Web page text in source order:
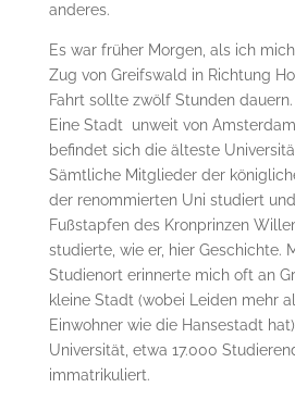
anderes.
Es war früher Morgen, als ich
Zug von Greifswald in Richtung
Fahrt sollte zwölf Stunden
Eine Stadt unweit von
befindet sich die älteste
Sämtliche Mitglieder der
der renommierten Uni studiert
Fußstapfen des Kronprinzen
studierte, wie er, hier Geschichte.
Studienort erinnerte mich oft an
kleine Stadt (wobei Leiden mehr
Einwohner wie die Hansestadt
Universität, etwa 17.000
immatrikuliert.